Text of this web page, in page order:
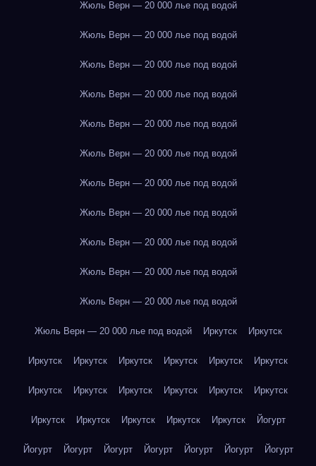
Жюль Верн — 20 000 лье под водой
Жюль Верн — 20 000 лье под водой
Жюль Верн — 20 000 лье под водой
Жюль Верн — 20 000 лье под водой
Жюль Верн — 20 000 лье под водой
Жюль Верн — 20 000 лье под водой
Жюль Верн — 20 000 лье под водой
Жюль Верн — 20 000 лье под водой
Жюль Верн — 20 000 лье под водой
Жюль Верн — 20 000 лье под водой
Жюль Верн — 20 000 лье под водой
Жюль Верн — 20 000 лье под водой Иркутск Иркутск
Иркутск Иркутск Иркутск Иркутск Иркутск Иркутск
Иркутск Иркутск Иркутск Иркутск Иркутск Иркутск
Иркутск Иркутск Иркутск Иркутск Иркутск Йогурт
Йогурт Йогурт Йогурт Йогурт Йогурт Йогурт Йогурт